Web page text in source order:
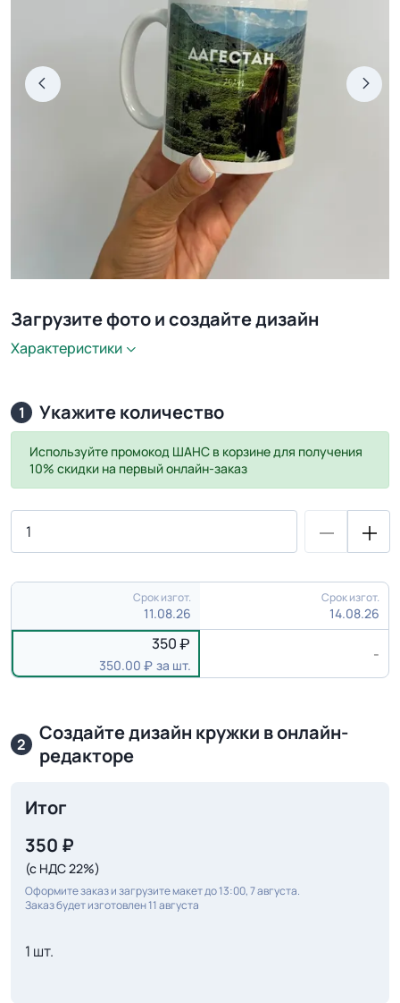
Загрузите фото и создайте дизайн
Характеристики
1 Укажите количество
Используйте промокод ШАНС в корзине для получения
10% скидки на первый онлайн-заказ
Срок изгот.
11.08.26
Срок изгот.
14.08.26
350
350.00 за шт.
-
2
Создайте дизайн кружки в онлайн-
редакторе
Итог
350 ₽
(с НДС 22%)
Оформите заказ и загрузите макет до 13:00, 7 августа.
Заказ будет изготовлен 11 августа
1 шт.